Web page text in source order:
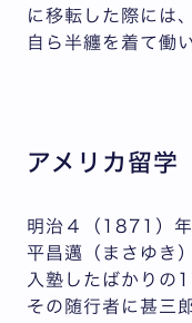
に移転した際には
自ら半纏を着て働
アメリカ留学
明治４（1871）
平昌邁（まさゆき
入塾したばかりの
その随行者に甚三